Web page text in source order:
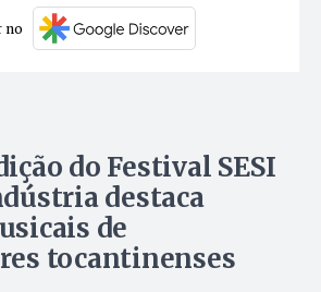
no
do Festival SESI
destaca
de
tocantinenses